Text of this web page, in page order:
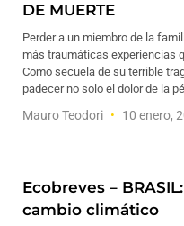
DE MUERTE
Perder a un miembro de la
más traumáticas experiencias
Como secuela de su terrible
padecer no solo el dolor de la
Mauro Teodori 10 enero,
Ecobreves –
cambio climático